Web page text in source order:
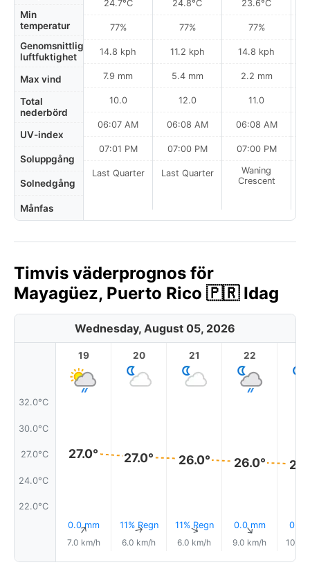
Min
temperatur
Genomsnittlig
luftfuktighet
Max vind
Total
nederbörd
UV-index
Soluppgång
Solnedgång
Månfas
24.7°C
77%
14.8 kph
7.9 mm
10.0
06:07 AM
07:01 PM
Last Quarter
24.8°C
77%
11.2 kph
5.4 mm
12.0
06:08 AM
07:00 PM
Last Quarter
23.6°C
77%
14.8 kph
2.2 mm
11.0
06:08 AM
07:00 PM
Waning
Crescent
Timvis väderprognos för
Mayagüez, Puerto Rico 🇵🇷 Idag
Wednesday, August 05, 2026
32.0°C
30.0°C
27.0°C
24.0°C
22.0°C
19
27.0°
0.0 mm
↑
7.0 km/h
20
27.0°
11% Regn
↑
6.0 km/h
21
26.0°
11% Regn
↑
6.0 km/h
22
26.0°
0.0 mm
↑
9.0 km/h
0.0
10.0